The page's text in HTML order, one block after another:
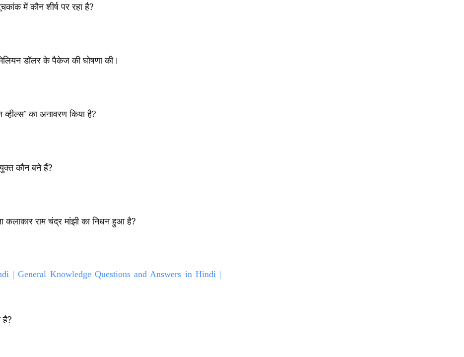
में कौन शीर्ष पर रहा है?
डॉलर के पैकेज की घोषणा की।
’का अनावरण किया है?
कौन बने हैं?
कलाकार राम चंद्र मांझी का निधन हुआ है?
| General Knowledge Questions and Answers in Hindi |
है?